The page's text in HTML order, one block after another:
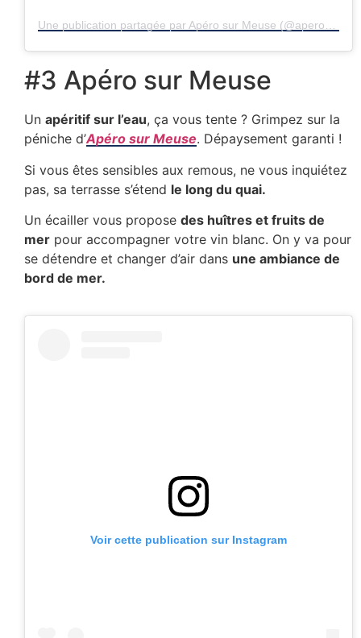
#3 Apéro sur Meuse
Un apéritif sur l’eau, ça vous tente ? Grimpez sur la
péniche d’Apéro sur Meuse. Dépaysement garanti !
Si vous êtes sensibles aux remous, ne vous inquiétez
pas, sa terrasse s’étend le long du quai.
Un écailler vous propose des huîtres et fruits de
mer pour accompagner votre vin blanc. On y va pour
se détendre et changer d’air dans une ambiance de
bord de mer.
Une publication partagée par Apéro sur Meuse (@aperosurmeuse)
Voir cette publication sur Instagram